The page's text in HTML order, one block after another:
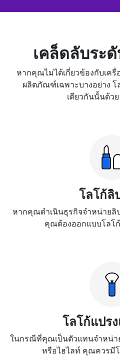
เคล็ดลับระ
หากคุณไม่ได้เกี่ยวข้องกับเค
ผลิตภัณฑ์เฉพาะบางอย่าง
เดียวกันนั้นด้ว
โลโก้ลิ
หากคุณดำเนินธุรกิจจำหน่าย
คุณต้องออกแบบโลโ
โลโก้แปร
ในกรณีที่คุณเป็นตัวแทนจำหน่า
หรือไฮไลท์ คุณควรมี